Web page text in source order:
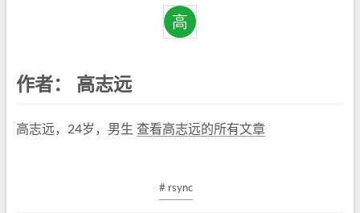
作者： 高志远
高志远，24岁，男生 查看高志远的所有文章
# rsync